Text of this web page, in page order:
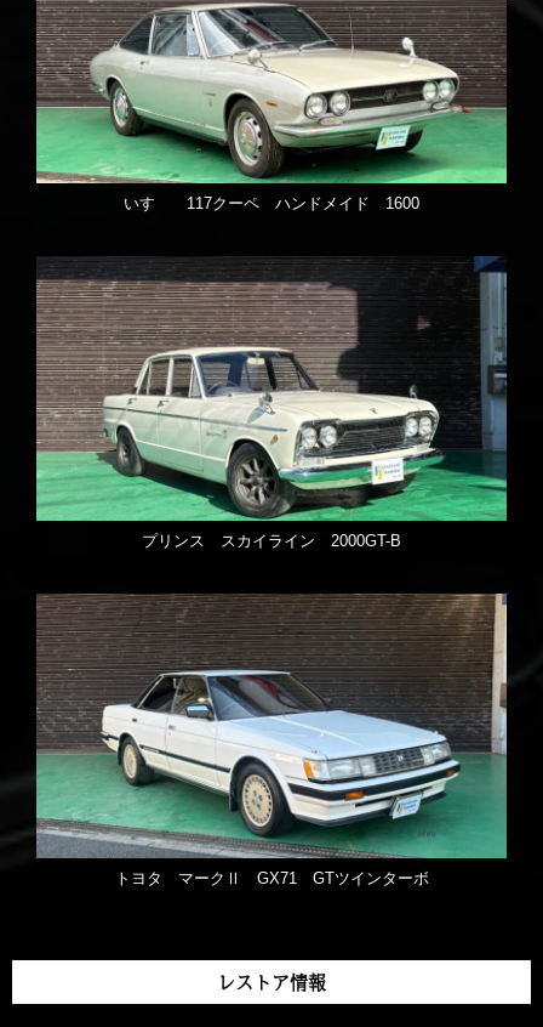
いすゞ 117クーペ ハンドメイド 1600
プリンス スカイライン 2000GT-B
トヨタ マークⅡ GX71 GTツインターボ
レストア情報